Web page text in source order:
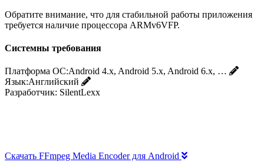
Обратите внимание, что для стабильной работы приложения
требуется наличие процессора ARMv6VFP.
Системны требования
Платформа ОС:Android 4.x, Android 5.x, Android 6.x, …
Язык:Английский
Разработчик: SilentLexx
Скачать FFmpeg Media Encoder для Android